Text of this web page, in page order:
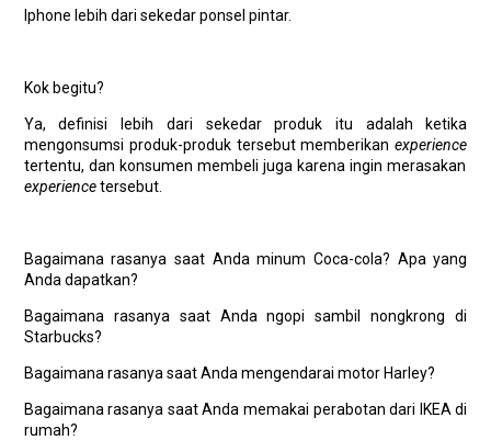
Iphone lebih dari sekedar ponsel pintar.
Kok begitu?
Ya, definisi lebih dari sekedar produk itu adalah ketika
mengonsumsi produk-produk tersebut memberikanexperience
tertentu, dan konsumen membeli juga karena ingin merasakan
experiencetersebut.
Bagaimana rasanya saat Anda minum Coca-cola? Apa yang
Anda dapatkan?
Bagaimana rasanya saat Anda ngopi sambil nongkrong di
Starbucks?
Bagaimana rasanya saat Anda mengendarai motor Harley?
Bagaimana rasanya saat Anda memakai perabotan dari IKEA di
rumah?